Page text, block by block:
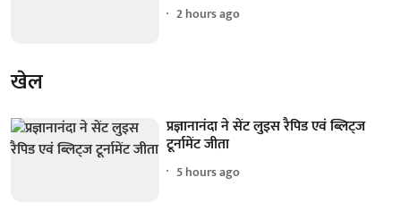
2 hours ago
खेल
प्रज्ञानानंदा ने सेंट लुइस रैपिड एवं ब्लिट्ज
टूर्नामेंट जीता
5 hours ago